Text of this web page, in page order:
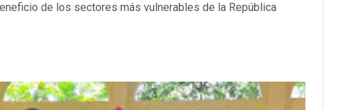
de los sectores más vulnerables de la República